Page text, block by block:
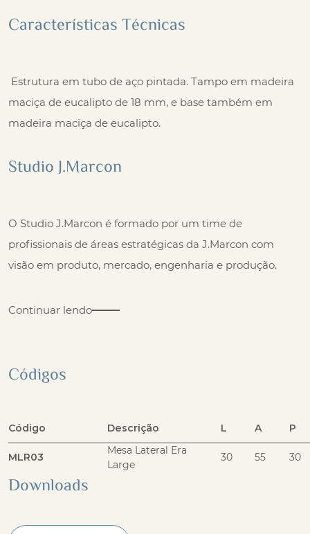
Características Técnicas
Estrutura em tubo de aço pintada. Tampo em madeira
maciça de eucalipto de 18 mm, e base também em
madeira maciça de eucalipto.
Studio J.Marcon
O Studio J.Marcon é formado por um time de
profissionais de áreas estratégicas da J.Marcon com
visão em produto, mercado, engenharia e produção.
Continuar lendo
Códigos
Código Descrição L A P
MLR03
Mesa Lateral Era
Large
30 55 30
Downloads